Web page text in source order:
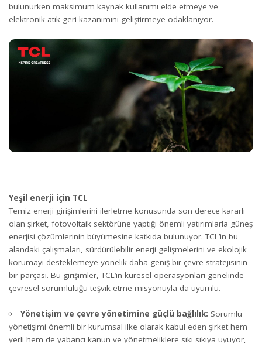
bulunurken maksimum kaynak kullanımı elde etmeye ve
elektronik atık geri kazanımını geliştirmeye odaklanıyor.
Yeşil enerji için TCL
Temiz enerji girişimlerini ilerletme konusunda son derece kararlı
olan şirket, fotovoltaik sektörüne yaptığı önemli yatırımlarla güneş
enerjisi çözümlerinin büyümesine katkıda bulunuyor. TCL’in bu
alandaki çalışmaları, sürdürülebilir enerji gelişmelerini ve ekolojik
korumayı desteklemeye yönelik daha geniş bir çevre stratejisinin
bir parçası. Bu girişimler, TCL’in küresel operasyonları genelinde
çevresel sorumluluğu teşvik etme misyonuyla da uyumlu.
Yönetişim ve çevre yönetimine güçlü bağlılık: Sorumlu
yönetişimi önemli bir kurumsal ilke olarak kabul eden şirket hem
yerli hem de yabancı kanun ve yönetmeliklere sıkı sıkıya uyuyor,